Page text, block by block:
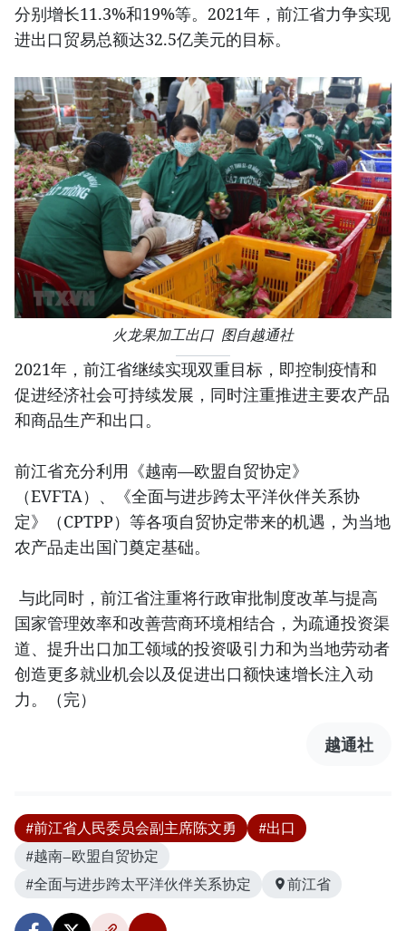
分别增长11.3%和19%等。2021年，前江省力争实现
进出口贸易总额达32.5亿美元的目标。
火龙果加工出口 图自越通社
2021年，前江省继续实现双重目标，即控制疫情和
促进经济社会可持续发展，同时注重推进主要农产品
和商品生产和出口。
前江省充分利用《越南—欧盟自贸协定》
（EVFTA）、《全面与进步跨太平洋伙伴关系协
定》（CPTPP）等各项自贸协定带来的机遇，为当地
农产品走出国门奠定基础。
与此同时，前江省注重将行政审批制度改革与提高
国家管理效率和改善营商环境相结合，为疏通投资渠
道、提升出口加工领域的投资吸引力和为当地劳动者
创造更多就业机会以及促进出口额快速增长注入动
力。（完）
越通社
#前江省人民委员会副主席陈文勇
#出口
#越南—欧盟自贸协定
#全面与进步跨太平洋伙伴关系协定
前江省